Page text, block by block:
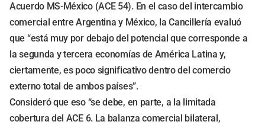
Acuerdo MS-México (ACE 54). En el caso del intercambio
comercial entre Argentina y México, la Cancillería evaluó
que “está muy por debajo del potencial que corresponde a
la segunda y tercera economías de América Latina y,
ciertamente, es poco significativo dentro del comercio
externo total de ambos países”.
Consideró que eso “se debe, en parte, a la limitada
cobertura del ACE 6. La balanza comercial bilateral,